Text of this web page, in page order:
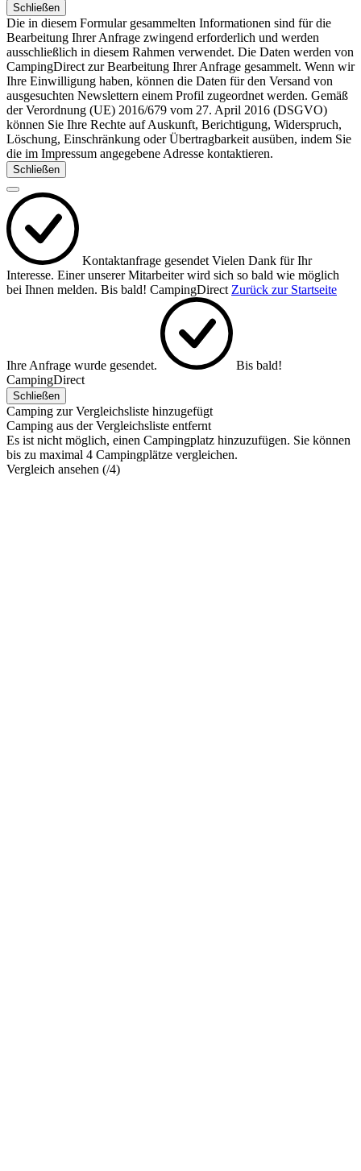
Schließen
Die in diesem Formular gesammelten Informationen sind für die
Bearbeitung Ihrer Anfrage zwingend erforderlich und werden
ausschließlich in diesem Rahmen verwendet. Die Daten werden von
CampingDirect zur Bearbeitung Ihrer Anfrage gesammelt. Wenn wir
Ihre Einwilligung haben, können die Daten für den Versand von
ausgesuchten Newslettern einem Profil zugeordnet werden. Gemäß
der Verordnung (UE) 2016/679 vom 27. April 2016 (DSGVO)
können Sie Ihre Rechte auf Auskunft, Berichtigung, Widerspruch,
Löschung, Einschränkung oder Übertragbarkeit ausüben, indem Sie
die im Impressum angegebene Adresse kontaktieren.
Schließen
Kontaktanfrage gesendet Vielen Dank für Ihr
Interesse. Einer unserer Mitarbeiter wird sich so bald wie möglich
bei Ihnen melden. Bis bald! CampingDirect Zurück zur Startseite
Ihre Anfrage wurde gesendet.
Bis bald!
CampingDirect
Schließen
Camping zur Vergleichsliste hinzugefügt
Camping aus der Vergleichsliste entfernt
Es ist nicht möglich, einen Campingplatz hinzuzufügen. Sie können
bis zu maximal 4 Campingplätze vergleichen.
Vergleich ansehen (/4)